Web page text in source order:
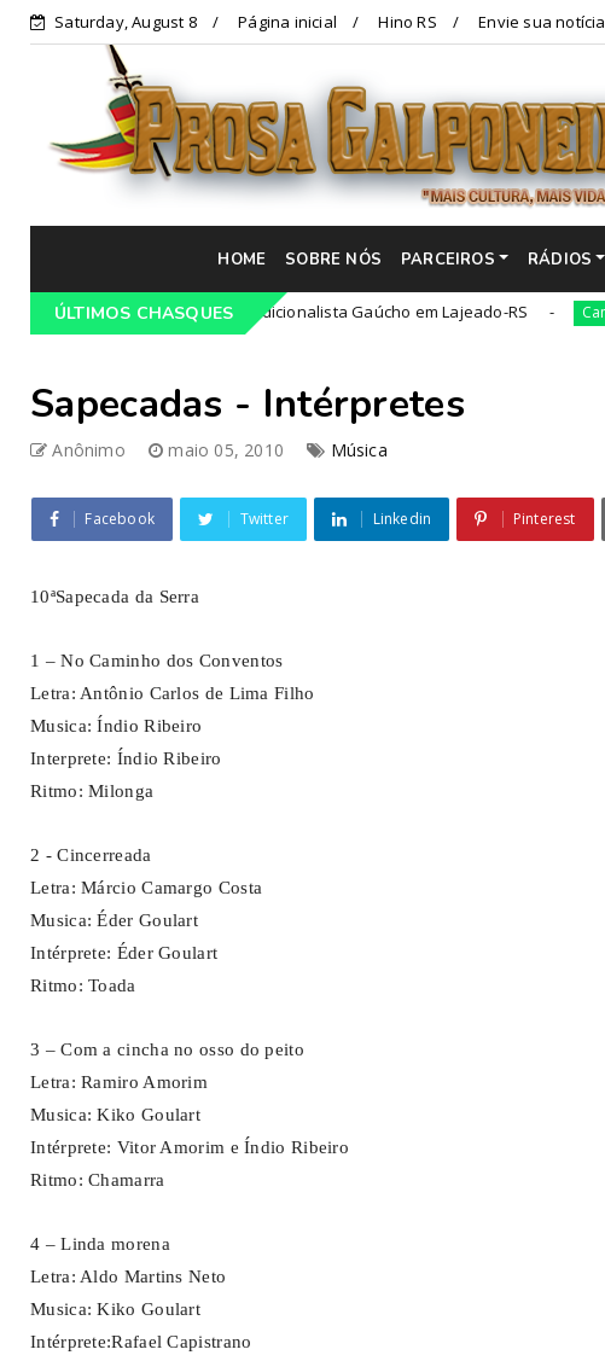
Saturday, August 8 Página inicial Hino RS Envie sua notícia
HOME SOBRE NÓS PARCEIROS RÁDIOS
ÚLTIMOS CHASQUES
do 68º Congresso Tradicionalista Gaúcho em Lajeado-RS Campeiro
Sapecadas - Intérpretes
Anônimo maio 05, 2010 Música
Facebook Twitter Linkedin Pinterest
10ªSapecada da Serra
1 – No Caminho dos Conventos
Letra: Antônio Carlos de Lima Filho
Musica: Índio Ribeiro
Interprete: Índio Ribeiro
Ritmo: Milonga
2 - Cincerreada
Letra: Márcio Camargo Costa
Musica: Éder Goulart
Intérprete: Éder Goulart
Ritmo: Toada
3 – Com a cincha no osso do peito
Letra: Ramiro Amorim
Musica: Kiko Goulart
Intérprete: Vitor Amorim e Índio Ribeiro
Ritmo: Chamarra
4 – Linda morena
Letra: Aldo Martins Neto
Musica: Kiko Goulart
Intérprete:Rafael Capistrano